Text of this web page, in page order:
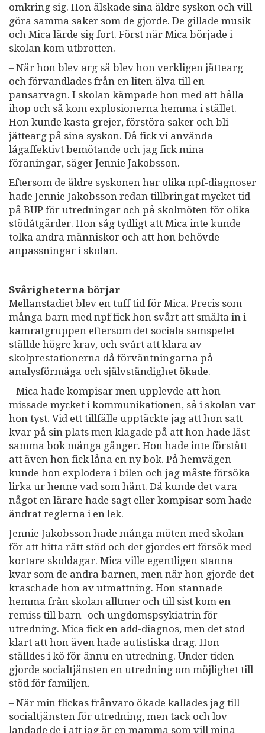
omkring sig. Hon älskade sina äldre syskon och vill
göra samma saker som de gjorde. De gillade musik
och Mica lärde sig fort. Först när Mica började i
skolan kom utbrotten.
– När hon blev arg så blev hon verkligen jättearg
och förvandlades från en liten älva till en
pansarvagn. I skolan kämpade hon med att hålla
ihop och så kom explosionerna hemma i stället.
Hon kunde kasta grejer, förstöra saker och bli
jättearg på sina syskon. Då fick vi använda
lågaffektivt bemötande och jag fick mina
föraningar, säger Jennie Jakobsson.
Eftersom de äldre syskonen har olika npf-diagnoser
hade Jennie Jakobsson redan tillbringat mycket tid
på BUP för utredningar och på skolmöten för olika
stödåtgärder. Hon såg tydligt att Mica inte kunde
tolka andra människor och att hon behövde
anpassningar i skolan.
Svårigheterna börjar
Mellanstadiet blev en tuff tid för Mica. Precis som
många barn med npf fick hon svårt att smälta in i
kamratgruppen eftersom det sociala samspelet
ställde högre krav, och svårt att klara av
skolprestationerna då förväntningarna på
analysförmåga och självständighet ökade.
– Mica hade kompisar men upplevde att hon
missade mycket i kommunikationen, så i skolan var
hon tyst. Vid ett tillfälle upptäckte jag att hon satt
kvar på sin plats men klagade på att hon hade läst
samma bok många gånger. Hon hade inte förstått
att även hon fick låna en ny bok. På hemvägen
kunde hon explodera i bilen och jag måste försöka
lirka ur henne vad som hänt. Då kunde det vara
något en lärare hade sagt eller kompisar som hade
ändrat reglerna i en lek.
Jennie Jakobsson hade många möten med skolan
för att hitta rätt stöd och det gjordes ett försök med
kortare skoldagar. Mica ville egentligen stanna
kvar som de andra barnen, men när hon gjorde det
kraschade hon av utmattning. Hon stannade
hemma från skolan alltmer och till sist kom en
remiss till barn- och ungdomspsykiatrin för
utredning. Mica fick en add-diagnos, men det stod
klart att hon även hade autistiska drag. Hon
ställdes i kö för ännu en utredning. Under tiden
gjorde socialtjänsten en utredning om möjlighet till
stöd för familjen.
– När min flickas frånvaro ökade kallades jag till
socialtjänsten för utredning, men tack och lov
landade de i att jag är en mamma som vill mina